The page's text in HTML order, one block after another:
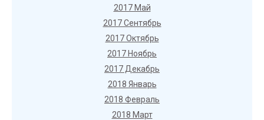
2017 Май
2017 Сентябрь
2017 Октябрь
2017 Ноябрь
2017 Декабрь
2018 Январь
2018 Февраль
2018 Март